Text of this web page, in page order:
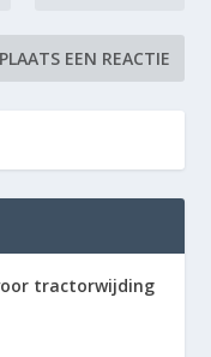
tractorwijding